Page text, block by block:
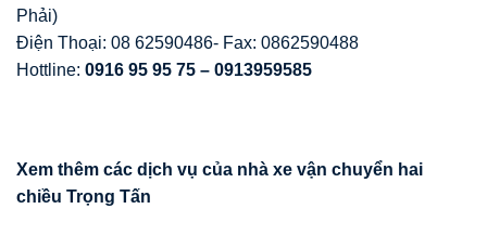
Phải)
Điện Thoại: 08 62590486- Fax: 0862590488
Hottline: 0916 95 95 75 – 0913959585
Xem thêm các d ịch vụ của nhà xe vận chuyển hai
chiều Trọng Tấn